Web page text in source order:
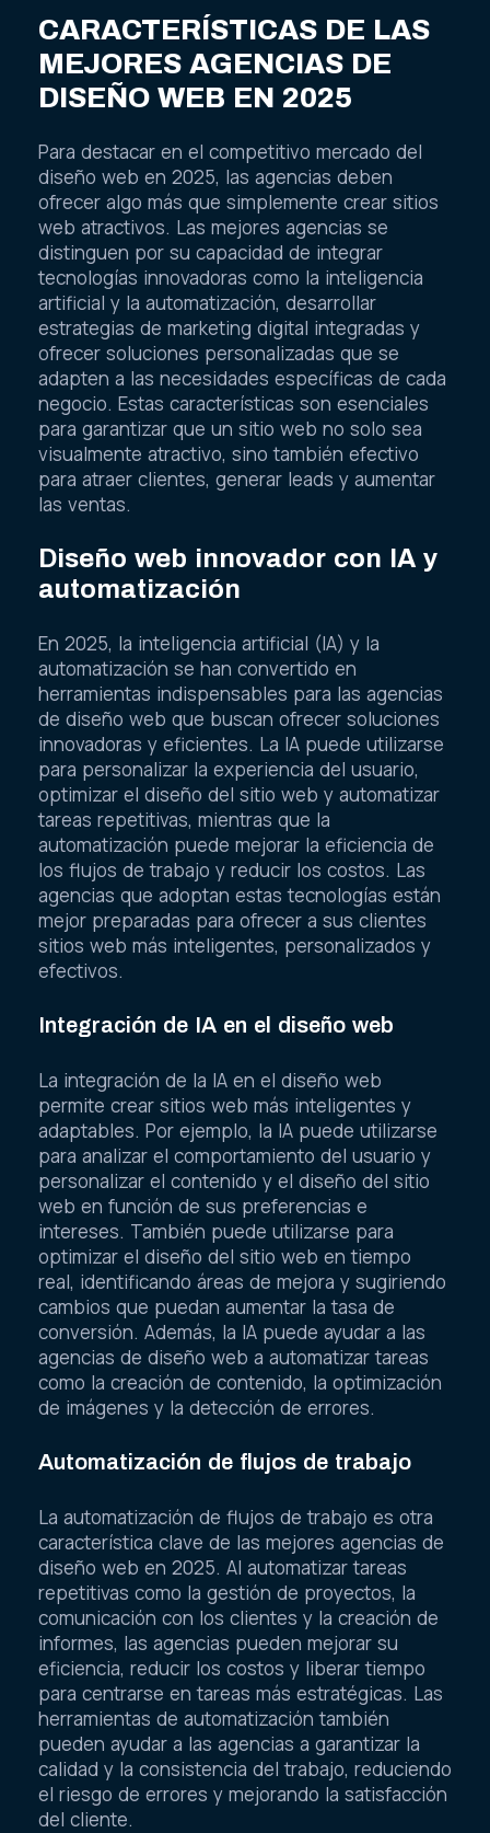
CARACTERÍSTICAS DE LAS
MEJORES AGENCIAS DE
DISEÑO WEB EN 2025
Para destacar en el competitivo mercado del
diseño web en 2025, las agencias deben
ofrecer algo más que simplemente crear sitios
web atractivos. Las mejores agencias se
distinguen por su capacidad de integrar
tecnologías innovadoras como la inteligencia
artificial y la automatización, desarrollar
estrategias de marketing digital integradas y
ofrecer soluciones personalizadas que se
adapten a las necesidades específicas de cada
negocio. Estas características son esenciales
para garantizar que un sitio web no solo sea
visualmente atractivo, sino también efectivo
para atraer clientes, generar leads y aumentar
las ventas.
Diseño web innovador con IA y
automatización
En 2025, la inteligencia artificial (IA) y la
automatización se han convertido en
herramientas indispensables para las agencias
de diseño web que buscan ofrecer soluciones
innovadoras y eficientes. La IA puede utilizarse
para personalizar la experiencia del usuario,
optimizar el diseño del sitio web y automatizar
tareas repetitivas, mientras que la
automatización puede mejorar la eficiencia de
los flujos de trabajo y reducir los costos. Las
agencias que adoptan estas tecnologías están
mejor preparadas para ofrecer a sus clientes
sitios web más inteligentes, personalizados y
efectivos.
Integración de IA en el diseño web
La integración de la IA en el diseño web
permite crear sitios web más inteligentes y
adaptables. Por ejemplo, la IA puede utilizarse
para analizar el comportamiento del usuario y
personalizar el contenido y el diseño del sitio
web en función de sus preferencias e
intereses. También puede utilizarse para
optimizar el diseño del sitio web en tiempo
real, identificando áreas de mejora y sugiriendo
cambios que puedan aumentar la tasa de
conversión. Además, la IA puede ayudar a las
agencias de diseño web a automatizar tareas
como la creación de contenido, la optimización
de imágenes y la detección de errores.
Automatización de flujos de trabajo
La automatización de flujos de trabajo es otra
característica clave de las mejores agencias de
diseño web en 2025. Al automatizar tareas
repetitivas como la gestión de proyectos, la
comunicación con los clientes y la creación de
informes, las agencias pueden mejorar su
eficiencia, reducir los costos y liberar tiempo
para centrarse en tareas más estratégicas. Las
herramientas de automatización también
pueden ayudar a las agencias a garantizar la
calidad y la consistencia del trabajo, reduciendo
el riesgo de errores y mejorando la satisfacción
del cliente.